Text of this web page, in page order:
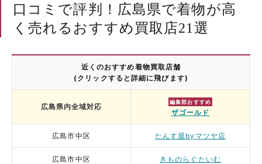
口コミで評判！広島県で着物が高
く売れるおすすめ買取店21選
近くのおすすめ着物買取店舗
(クリックすると詳細に飛びます)
広島県内全域対応
編集部おすすめ
ザゴールド
広島市中区 たんす屋byマツヤ店
広島市中区 きものらぐたいむ